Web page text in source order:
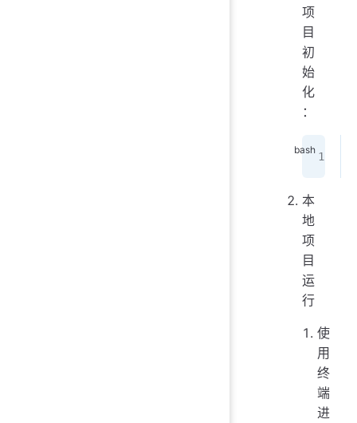
项
目
初
始
化
：
本
地
项
目
运
行
使
用
终
端
进